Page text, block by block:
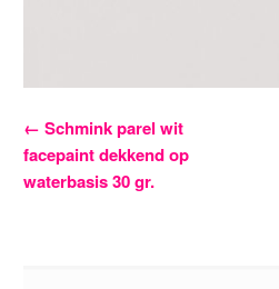
Bericht
navigatie
← Schmink parel wit
facepaint dekkend op
waterbasis 30 gr.